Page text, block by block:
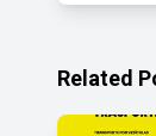
Related